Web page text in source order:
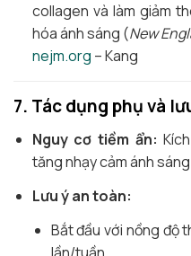
collagen và làm giảm
hóa ánh sáng (New
nejm.org – Kang
7. Tác dụng phụ và
Nguy cơ tiềm ẩn:
tăng nhạy cảm ánh
Lưu ý an toàn:
Bắt đầu với nồng độ